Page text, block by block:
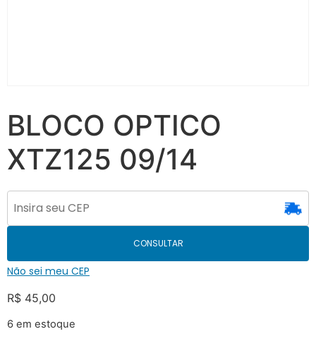
BLOCO OPTICO
XTZ125 09/14
CONSULTAR
Não sei meu CEP
R$ 45,00
6 em estoque